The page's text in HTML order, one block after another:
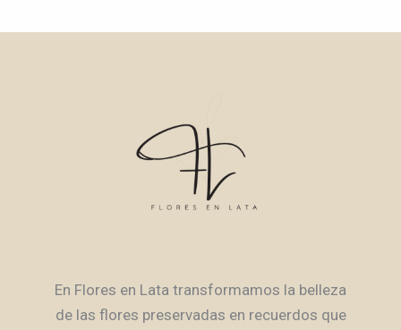
En Flores en Lata transformamos la belleza
de las flores preservadas en recuerdos que